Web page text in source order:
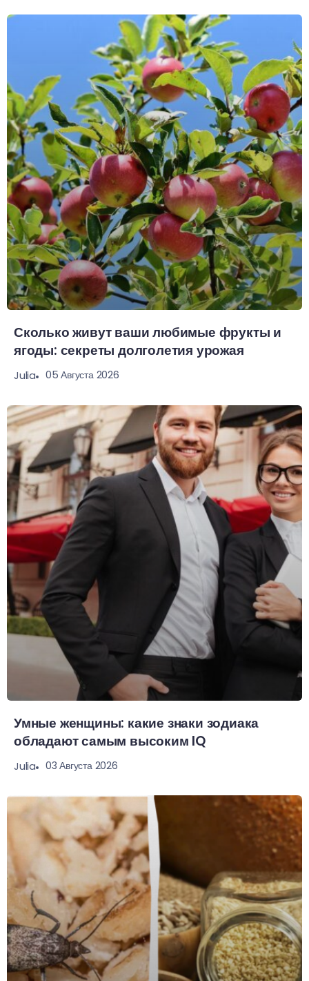
Сколько живут ваши любимые фрукты и
ягоды: секреты долголетия урожая
Julia 05 Августа 2026
Умные женщины: какие знаки зодиака
обладают самым высоким IQ
Julia 03 Августа 2026